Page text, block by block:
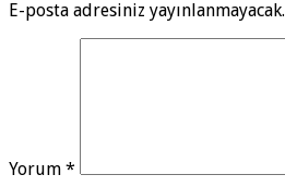
E-posta adresiniz yayınlanmayacak.
Yorum *